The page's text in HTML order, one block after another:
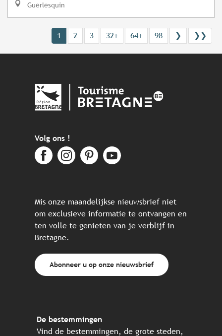
Guerlesquin
1 2 3 32+ 64+ 98 ❯ ❯❯
Volg ons !
Mis onze maandelijkse nieuwsbrief niet
om exclusieve informatie te ontvangen en
ten volle te genieten van je verblijf in
Bretagne.
Abonneer u op onze nieuwsbrief
De bestemmingen
Vind de bestemmingen, de grote steden,